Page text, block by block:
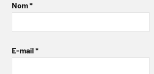
Nom*
E-mail *